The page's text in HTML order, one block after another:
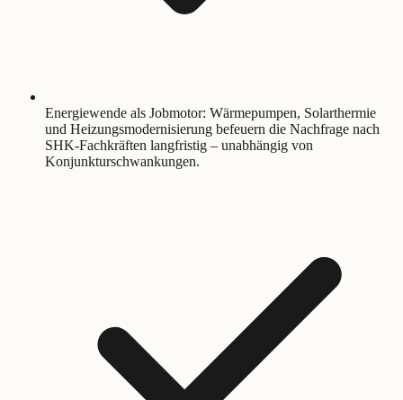
Energiewende als Jobmotor: Wärmepumpen, Solarthermie
und Heizungsmodernisierung befeuern die Nachfrage nach
SHK-Fachkräften langfristig – unabhängig von
Konjunkturschwankungen.